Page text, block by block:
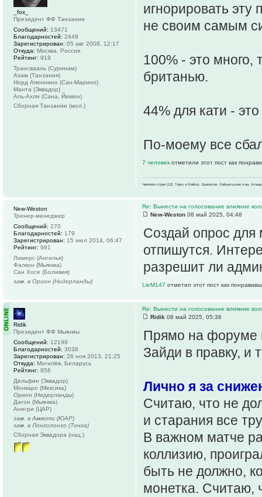
игнорировать эту
не своим самым
100% - это много,
британью.
44% для кати -
По-моему все
7 человек отметили этот пост как
Чемпион стран (12): Теркс и Кайкос, Бразилия, Сейшельские о-ва,
_fox_
Президент ФФ Танзании
Сообщений: 13471
Благодарностей: 2449
Зарегистрирован: 05 авг 2008, 12:17
Откуда: Москва, Россия
Рейтинг: 919
Трансвааль (Суринам)
Азам (Танзания)
Норд Апеннино (Сан-Марино)
Манта (Эквадор)
Аль-Ахли (Сана, Йемен)
Сборная Танзании (мол.)
Re: Вынести на голосование влияние
New-Weston 08 май 2025, 04:48
Создай опрос
отпишутся.
разрешит ли
LieM147 отметил этот пост как
New-Weston
Тренер-менеджер
Сообщений: 270
Благодарностей: 179
Зарегистрирован: 15 июл 2014, 06:47
Рейтинг: 981
Лимерс (Ангилья)
Фалкон (Мьянма)
Сан Хосе (Боливия)
зам. в Орион (Нидерланды)
Re: Вынести на голосование влияние
Ridik 08 май 2025, 05:36
Прямо на форуме
Зайди в правку, и
Лично я за
Считаю, что не
и старания все
В важном матче
коллизию,
быть не должно,
монетка. Считаю,
Ridik
Президент ФФ Мьянмы
Сообщений: 12199
Благодарностей: 3038
Зарегистрирован: 26 ноя 2013, 21:25
Откуда: Могилёв, Беларусь
Рейтинг: 856
Дельфин (Эквадор)
Монкаро (Мексика)
Орион (Нидерланды)
Дагон (Мьянма)
Анегри (ЦАР)
зам. в Амвоти (ЮАР)
зам. в Лонголонго (Тонга)
Сборная Эквадора (нац.)